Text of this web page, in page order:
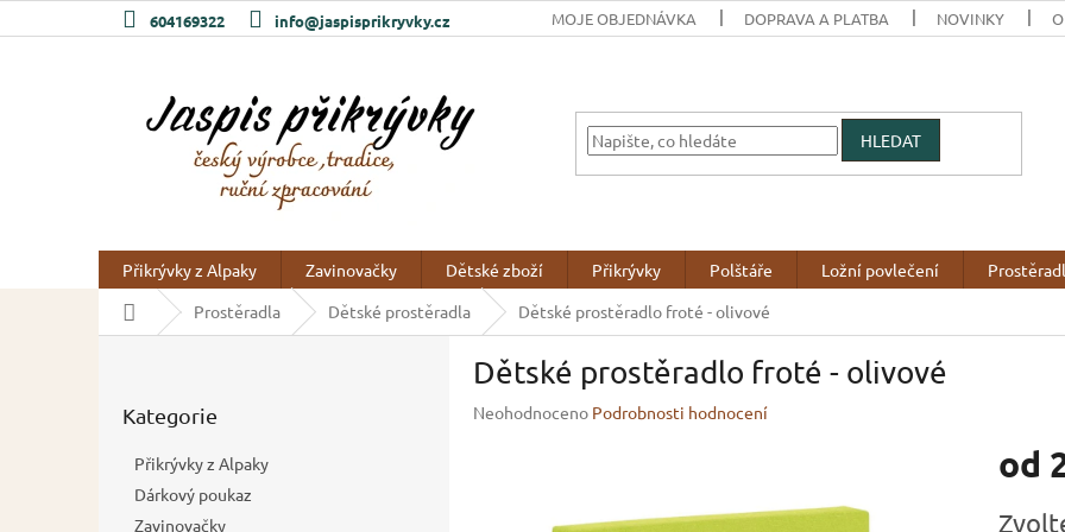
na
604169322 info@jaspisprikryvky.cz MOJE OBJEDNÁVKA DOPRAVA A PLATBA NOVINKY O
HLEDAT
Přikrývky z Alpaky Zavinovačky Dětské zboží Přikrývky Polštáře Ložní povlečení
Domů
Prostěradla Dětské prostěradla Dětské prostěradlo froté - olivové
kategorie
Kategorie
Přikrývky z Alpaky
Dárkový poukaz
Zavinovačky
Dětské prostěradlo froté - olivové
Průměrné
Neohodnoceno Podrobnosti hodnocení
od
cena: